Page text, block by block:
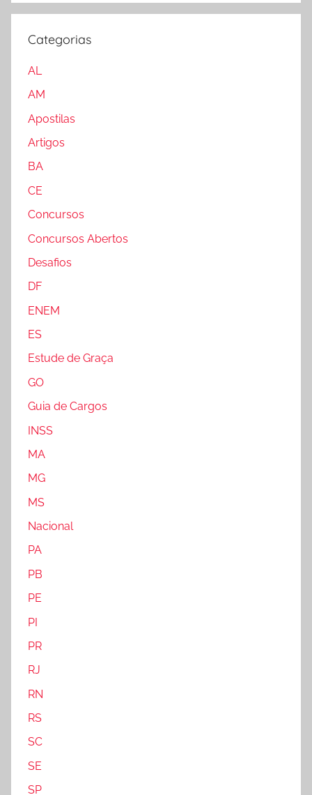
Categorias
AL
AM
Apostilas
Artigos
BA
CE
Concursos
Concursos Abertos
Desafios
DF
ENEM
ES
Estude de Graça
GO
Guia de Cargos
INSS
MA
MG
MS
Nacional
PA
PB
PE
PI
PR
RJ
RN
RS
SC
SE
SP